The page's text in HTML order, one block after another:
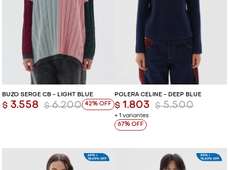
BUZO SERGE CB - LIGHT BLUE
$ 3.558 $ 6.200 42
POLERA CELINE - DEEP BLUE
+ 1 variantes
$ 1.803 $ 5.500
67